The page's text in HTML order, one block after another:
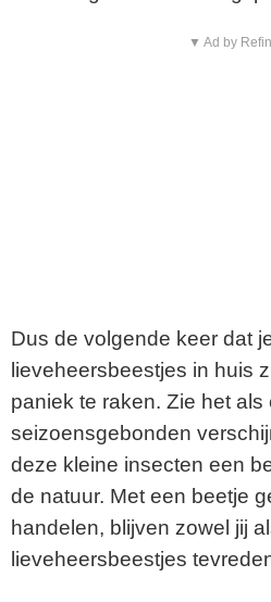
▼ Ad by
Dus de volgende keer dat
lieveheersbeestjes in huis
paniek te raken. Zie het als
seizoensgebonden
deze kleine insecten een
de natuur. Met een beetje
handelen, blijven zowel jij
lieveheersbeestjes